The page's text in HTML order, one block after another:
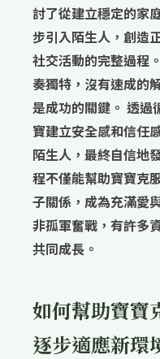
討了從建立穩定的家
步引入陌生人，創造
社交活動的完整過程
奏獨特，沒有速成的
是成功的關鍵。 透過
寶建立安全感和信任
陌生人，最終自信地
程不僅能幫助寶寶克
子關係，成為充滿愛
非孤軍奮戰，有許多
共同成長。
如何幫助寶寶
逐步適應新環